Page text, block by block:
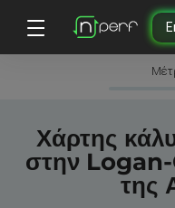
Χάρτης
στην
της